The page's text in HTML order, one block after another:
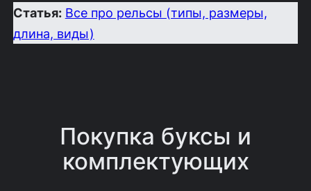
Статья: Все про рельсы (типы, размеры,
длина, виды)
Покупка буксы и
комплектующих